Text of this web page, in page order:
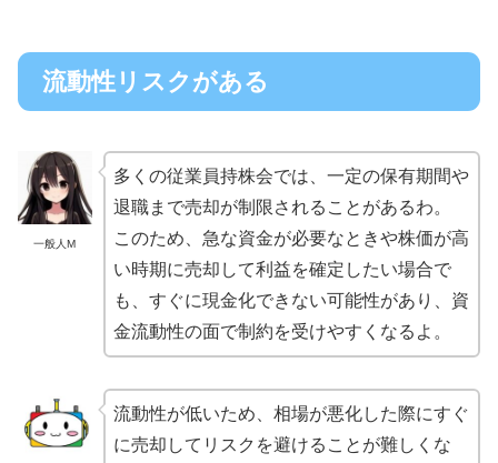
流動性リスクがある
一般人M
多くの従業員持株会では、一定の保有期間や
退職まで売却が制限されることがあるわ。
このため、急な資金が必要なときや株価が高
い時期に売却して利益を確定したい場合で
も、すぐに現金化できない可能性があり、資
金流動性の面で制約を受けやすくなるよ。
流動性が低いため、相場が悪化した際にすぐ
に売却してリスクを避けることが難しくな